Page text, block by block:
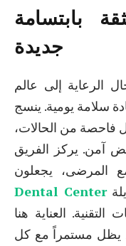
بابتسامة
جديدة
الرعاية إلى عالم
سلامة يومية. ينسج
فاحصة من الحالات،
آمن. يركز الفريق
Dental Centerالاختيار سهلاً، ويعكسون خبرة طويلة
التقنية. العناية هنا
يظل مستمراً مع كل